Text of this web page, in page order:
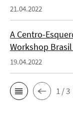
21.04.2022
A Centro-
Workshop Brasil
19.04.2022
1 / 3